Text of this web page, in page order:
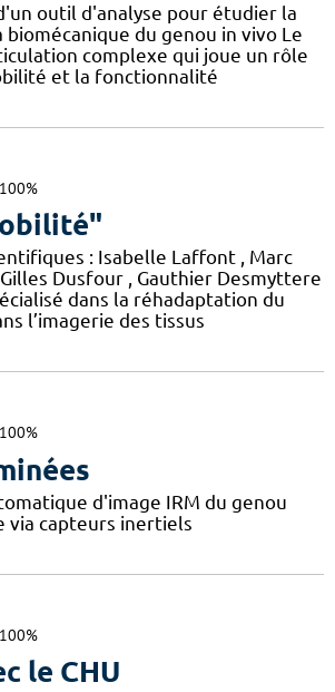
outil d'analyse pour étudier la
du genou in vivo Le
complexe qui joue un rôle
et la fonctionnalité
100%
: Isabelle Laffont , Marc
Dusfour , Gauthier Desmyttere
dans la réhadaptation du
l’imagerie des tissus
100%
d'image IRM du genou
via capteurs inertiels
100%
le CHU